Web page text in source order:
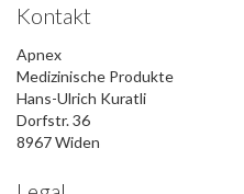
Kontakt
Apnex
Medizinische Produkte
Hans-Ulrich Kuratli
Dorfstr. 36
8967 Widen